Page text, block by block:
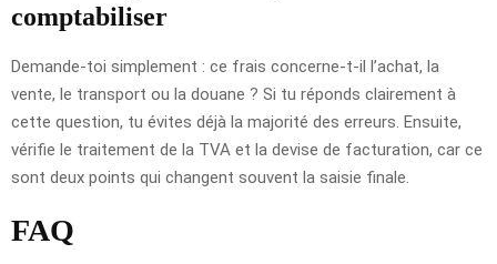
comptabiliser
Demande-toi simplement : ce frais concerne-t-il l’achat, la
vente, le transport ou la douane ? Si tu réponds clairement à
cette question, tu évites déjà la majorité des erreurs. Ensuite,
vérifie le traitement de la TVA et la devise de facturation, car ce
sont deux points qui changent souvent la saisie finale.
FAQ